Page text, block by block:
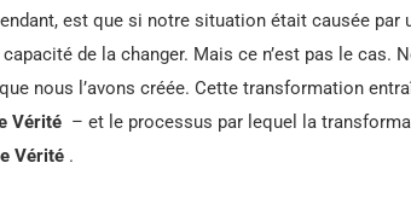
est que si notre situation était causée par
capacité de la changer. Mais ce n’est pas le cas.
nous l’avons créée. Cette transformation
Vérité – et le processus par lequel la
Vérité .